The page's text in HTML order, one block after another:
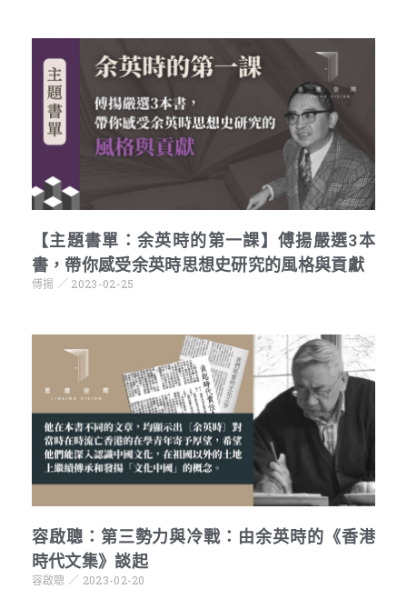
【主題書單：余英時的第一課】傅揚嚴選3本
書，帶你感受余英時思想史研究的風格與貢獻
傅揚 2023-02-25
容啟聰：第三勢力與冷戰：由余英時的《香港
時代文集》談起
容啟聰 2023-02-20